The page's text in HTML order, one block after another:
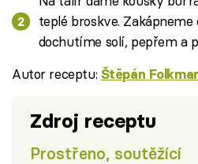
teplé broskve.
dochutíme solí, pepřem a
Autor receptu: Štěpán
Zdroj receptu
Prostřeno, soutěžící